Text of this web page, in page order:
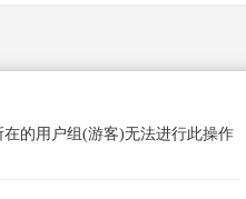
在的用户组(游客)无法进行此操作